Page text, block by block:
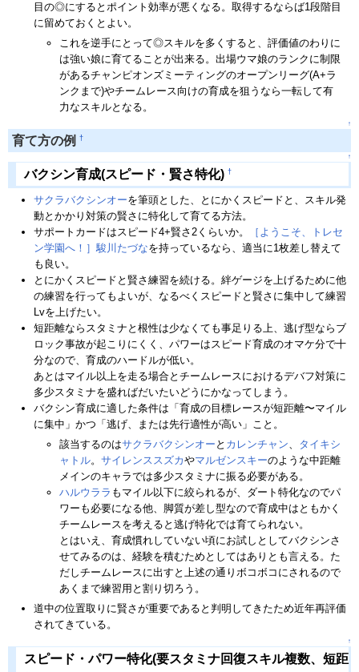
目の◎にするとポイント効率が悪くなる。取得するならば1段階目
に留めておくとよい。
これを逆手にとって◎スキルを多くすると、評価値のわりに
は強い娘に育てることが出来る。出場ウマ娘のランクに制限
があるチャンピオンズミーティングのオープンリーグ(A+ラ
ンクまで)やチームレース向けの育成を狙うなら一転して有
力なスキルとなる。
↑
育て方の例 †
↑
バクシン育成(スピード・賢さ特化) †
サクラバクシンオーを筆頭とした、とにかくスピードと、スキル発
動とかかり対策の賢さに特化して育てる方法。
サポートカードはスピード4+賢さ2くらいか。
［ようこそ、トレセ
ン学園へ！］駿川たづなを持っているなら、適当に1枚差し替えて
も良い。
とにかくスピードと賢さ練習を続ける。絆ゲージを上げるために他
の練習を行ってもよいが、なるべくスピードと賢さに集中して練習
Lvを上げたい。
短距離ならスタミナと根性は少なくても事足りる上、逃げ型ならブ
ロック事故が起こりにくく、パワーはスピード育成のオマケ分で十
分なので、育成のハードルが低い。
あとはマイル以上を走る場合とチームレースにおけるデバフ対策に
多少スタミナを盛ればだいたいどうにかなってしまう。
バクシン育成に適した条件は「育成の目標レースが短距離〜マイル
に集中」かつ「逃げ、または先行適性が高い」こと。
該当するのはサクラバクシンオー と カレンチャン、 タイキシ
ャトル。 サイレンススズカやマルゼンスキーのような中距離
メインのキャラでは多少スタミナに振る必要がある。
ハルウララ もマイル以下に絞られるが、ダート特化なのでパ
ワーも必要になる他、脚質が差し型なので育成中はともかく
チームレースを考えると逃げ特化では育てられない。
とはいえ、育成慣れしていない頃にお試しとしてバクシンさ
せてみるのは、経験を積むためとしてはありとも言える。た
だしチームレースに出すと上述の通りボコボコにされるので
あくまで練習用と割り切ろう。
道中の位置取りに賢さが重要であると判明してきたため近年再評価
されてきている。
↑
スピード・パワー特化(要スタミナ回復スキル複数、短距